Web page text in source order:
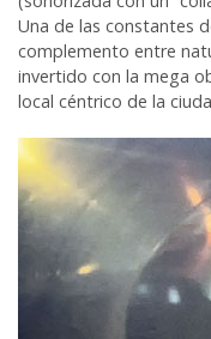
Una de las constantes
complemento entre
invertido con la mega
local céntrico de la